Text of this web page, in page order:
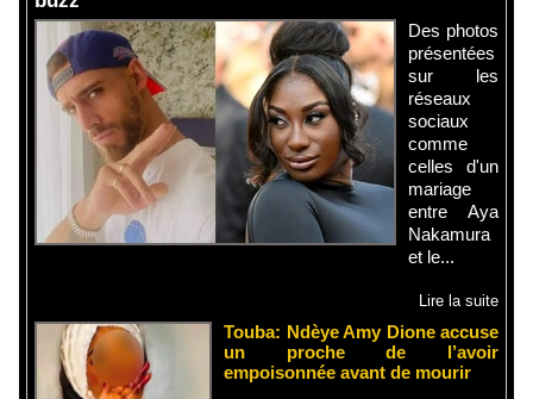
Des photos
présentées
sur les
réseaux
sociaux
comme
celles d'un
mariage
entre Aya
Nakamura
et le...
Lire la suite
Touba: Ndèye Amy Dione accuse
un proche de l’avoir
empoisonnée avant de mourir